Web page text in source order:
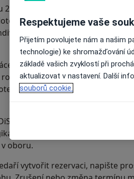
Zkušenosti jsem získala jak
Samostatná praxe je pro
s dostatkem času a
fyzioterapeuta a
lektorské činnosti na 3.
V roce 2011 jsem
VZŠ J. E. Purkyně; 2006 Mgr.,
2010 Bc., fyzioterapie, VŠZSP
oboru.
vytvořit rezervaci, napište
Respektujeme vaše
Přijetím povolujete nám a našim
technologie) ke shromažďování
základě vašich zvyklostí při
aktualizovat v nastavení. Další
souborů cookie.